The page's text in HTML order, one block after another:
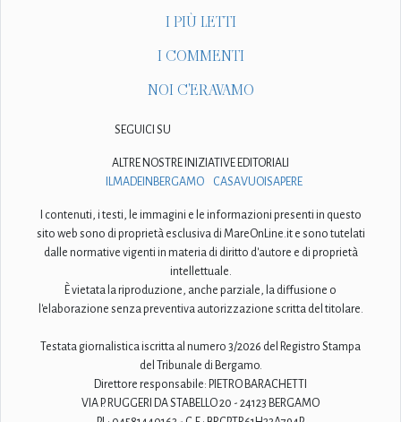
I PIÙ LETTI
I COMMENTI
NOI C'ERAVAMO
SEGUICI SU
ALTRE NOSTRE INIZIATIVE EDITORIALI
ILMADEINBERGAMO
CASAVUOISAPERE
I contenuti, i testi, le immagini e le informazioni presenti in questo
sito web sono di proprietà esclusiva di MareOnLine.it e sono tutelati
dalle normative vigenti in materia di diritto d'autore e di proprietà
intellettuale.
È vietata la riproduzione, anche parziale, la diffusione o
l'elaborazione senza preventiva autorizzazione scritta del titolare.
Testata giornalistica iscritta al numero 3/2026 del Registro Stampa
del Tribunale di Bergamo.
Direttore responsabile: PIETRO BARACHETTI
VIA P. RUGGERI DA STABELLO 20 - 24123 BERGAMO